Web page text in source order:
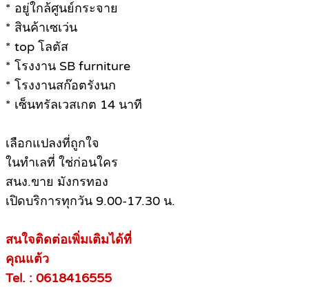
* อยู่ใกล้ศูนย์กระจาย
* สินค้าเซเว่น
* top โลตัส
* โรงงาน SB furniture
* โรงงานสก๊อตรังนก
* เซ็นทรัลเวสเกต 14 นาที
เลือกแปลงที่ถูกใจ
ในทำเลที่ ใช่ก่อนใคร
สนง.ขาย มังกรทอง
เปิดบริการทุกวัน 9.00-17.30 น.
สนใจติดต่อเพิ่มเติมได้ที่
คุณแต้ว
Tel. : 0618416555